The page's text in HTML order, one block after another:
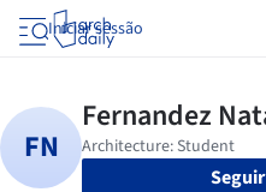
Iniciar sessão
Seguir